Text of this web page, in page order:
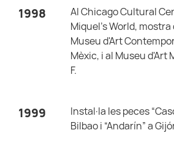
1998
Al Chicago Cultural
Miquel’s World,
Museu d'Art
Mèxic, i al Museu d'Art
F.
1999
Instal·la les peces
Bilbao i “Andarín” a